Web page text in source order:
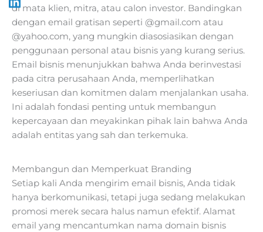
di mata klien, mitra, atau calon investor. Bandingkan
dengan email gratisan seperti @gmail.com atau
@yahoo.com, yang mungkin diasosiasikan dengan
penggunaan personal atau bisnis yang kurang serius.
Email bisnis menunjukkan bahwa Anda berinvestasi
pada citra perusahaan Anda, memperlihatkan
keseriusan dan komitmen dalam menjalankan usaha.
Ini adalah fondasi penting untuk membangun
kepercayaan dan meyakinkan pihak lain bahwa Anda
adalah entitas yang sah dan terkemuka.
Membangun dan Memperkuat Branding
Setiap kali Anda mengirim email bisnis, Anda tidak
hanya berkomunikasi, tetapi juga sedang melakukan
promosi merek secara halus namun efektif. Alamat
email yang mencantumkan nama domain bisnis